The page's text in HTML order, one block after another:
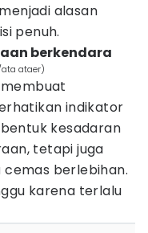
alasan
penuh.
berkendara
ataer)
indikator
kesadaran
tetapi juga
berlebihan.
karena terlalu